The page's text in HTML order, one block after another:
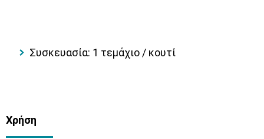
Συσκευασία: 1 τεμάχιο / κουτί
Χρήση